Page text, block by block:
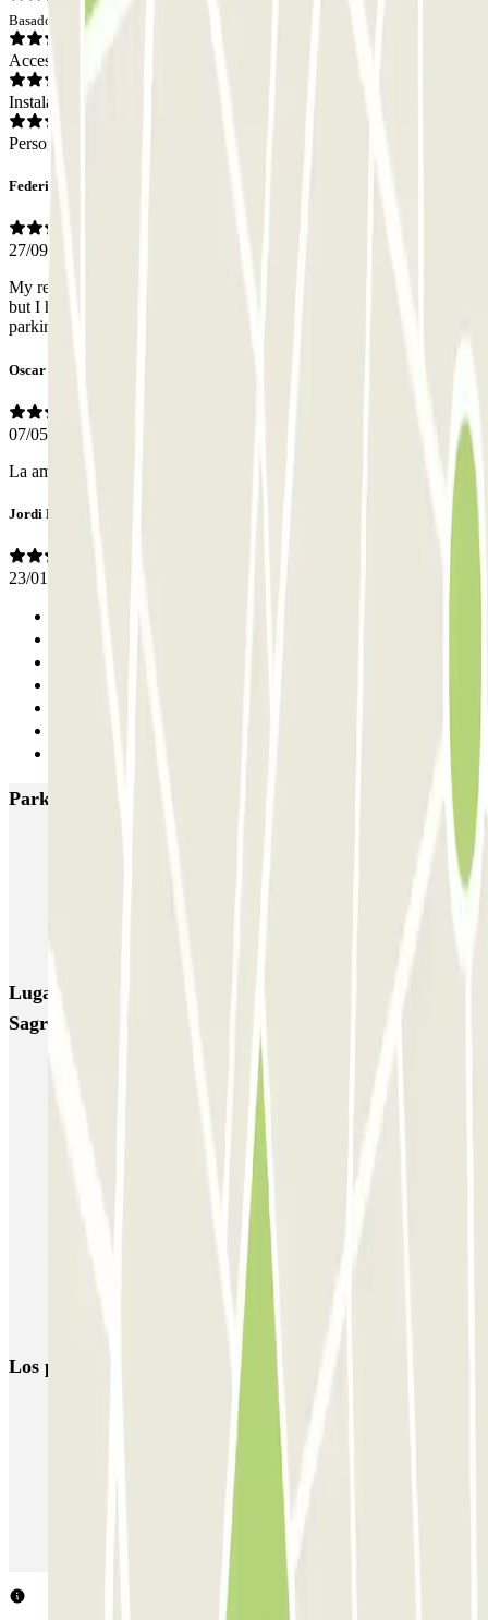
Basado en 15 opiniones
Acceso
Instalaciones
Personal
Federico
27/09/2025
My reservation started after 8pm so they were closed when I arrived
but I had no idea that nobody would be there so I wasted one day of
parking
Oscar
07/05/2025
La amabilidad del señor
Jordi Domènec
23/01/2025
Parkings más valorados en Barcelona
Lugares y eventos interesantes cerca de Enam 70 -
Sagrada Familia
Parking cerca del Teatro Nacional de Cataluña
Parking en La Sagrada Familia de Barcelona (Mejor Precio) |
Parking en Estación de Clot-Aragón | Parclick
Parking Glòries Barcelona | Parking cerca del Centro Comercial
Parkings cerca de Razzmatazz en Barcelona
Parking Hospital Sant Pau en Barcelona | Parclick
Park and Ride Barcelona | Parkings disuasorios
Los parkings más reservados
Parking en Barcelona
Parking en Aeropuerto Barcelona
Parking en Aeropuerto Madrid Barajas
Parking en Sants - Estación de Barcelona